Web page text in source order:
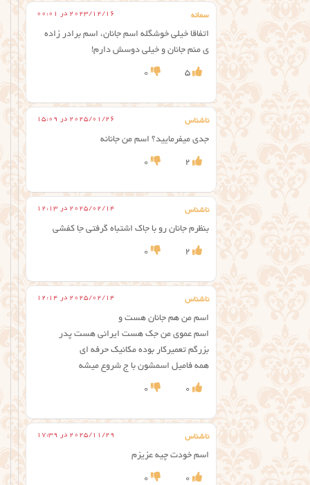
سمانه 2023/12/16 در 00:01
اتفاقا خیلی خوشگله اسم جانان، اسم برادر زاده
ی منم جانان و خیلی دوسش دارم!
5
0
ناشناس 2025/01/26 در 15:09
جدی میفرمایید؟ اسم من جانانه
2
0
ناشناس 2025/02/14 در 12:13
بنظرم جانان رو با جاک اشتباه گرفتی جا کفشی
2
0
ناشناس 2025/02/14 در 12:14
اسم من هم جانان هست و
اسم عموی من جک هست ایرانی هست پدر
بزرگم تعمیرکار بوده مکانیک حرفه ای
همه فامیل اسمشون با ج شروع میشه
0
0
ناشناس 2025/11/29 در 17:39
اسم خودت چیه عزیزم
0
0